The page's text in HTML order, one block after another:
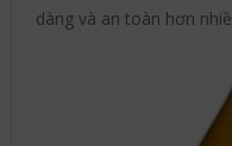
dàng và an toàn hơn